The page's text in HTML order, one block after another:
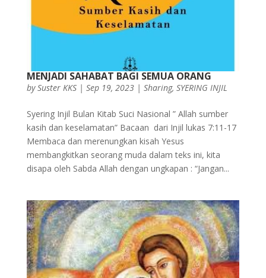
MENJADI SAHABAT BAGI SEMUA ORANG
bySuster KKS| Sep 19, 2023| Sharing, SYERING INJIL
Syering Injil Bulan Kitab Suci Nasional ” Allah sumber
kasih dan keselamatan” Bacaan dari Injil lukas 7:11-17
Membaca dan merenungkan kisah Yesus
membangkitkan seorang muda dalam teks ini, kita
disapa oleh Sabda Allah dengan ungkapan : “Jangan...